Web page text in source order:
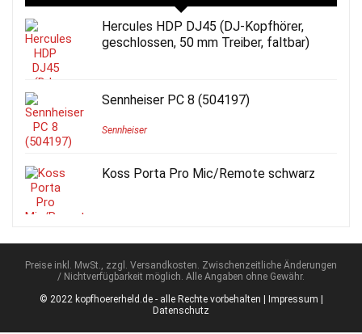
Hercules HDP DJ45 (DJ-Kopfhörer,
geschlossen, 50 mm Treiber, faltbar)
Sennheiser PC 8 (504197)
Sennheiser
Koss Porta Pro Mic/Remote schwarz
Preise inkl. MwSt., zzgl. Versandkosten. Zwischenzeitliche Änderungen
/ Nichtverfügbarkeit möglich. Alle Angaben ohne Gewähr.
© 2022 kopfhoererheld.de - alle Rechte vorbehalten |
Impressum
Datenschutz